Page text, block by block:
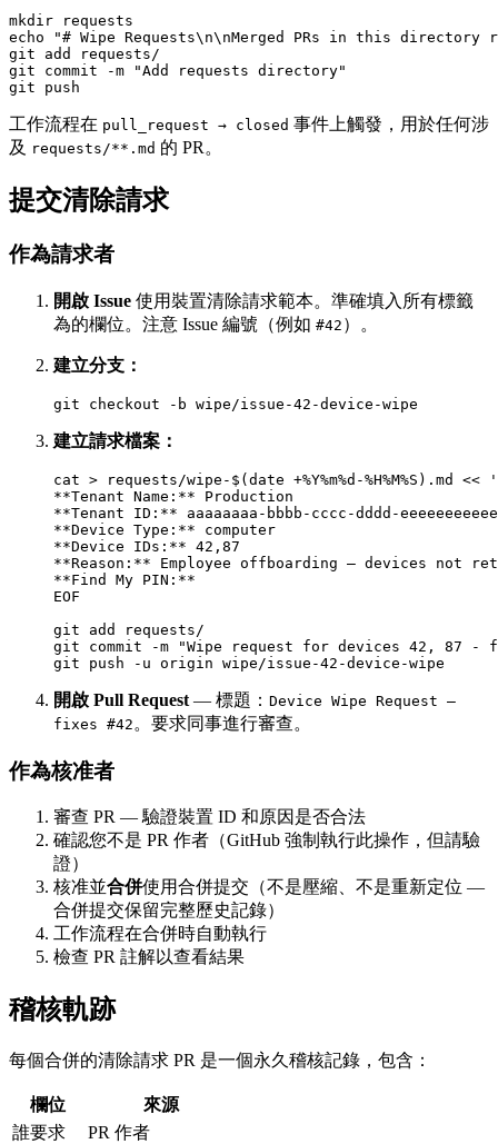
mkdir requests
echo "# Wipe Requests\n\nMerged PRs in this directory
git add requests/
git commit -m "Add requests directory"
工作流程在 pull_request → closed 事件上觸發，用於任何涉
及 requests/**.md 的 PR。
提交清除請求
作為請求者
開啟 Issue 使用裝置清除請求範本。準確填入所有標籤
為的欄位。注意 Issue 編號（例如 #42 ）。
建立分支：
建立請求檔案：
cat > requests/wipe-$(date +%Y%m%d-%H%M%S).md <<
**Tenant Name:** Production
**Tenant ID:** aaaaaaaa-bbbb-cccc-dddd-
**Device Type:** computer
**Device IDs:** 42,87
**Reason:** Employee offboarding — devices not
**Find My PIN:**
EOF
git add requests/
git commit -m "Wipe request for devices 42, 87 -
開啟 Pull Request — 標題： Device Wipe Request —
fixes #42 。要求同事進行審查。
作為核准者
審查 PR — 驗證裝置 ID 和原因是否合法
確認您不是 PR 作者（GitHub 強制執行此操作，但請驗
證）
核准並合併使用合併提交（不是壓縮、不是重新定位 —
合併提交保留完整歷史記錄）
工作流程在合併時自動執行
檢查 PR 註解以查看結果
稽核軌跡
每個合併的清除請求 PR 是一個永久稽核記錄，包含：
欄位
來源
誰要求
PR 作者